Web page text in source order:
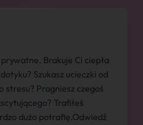
Brakuje Ci ciepła
Szukasz ucieczki od
stresu? Pragniesz czegoś
Trafiłeś
dużo potrafię.Odwiedź